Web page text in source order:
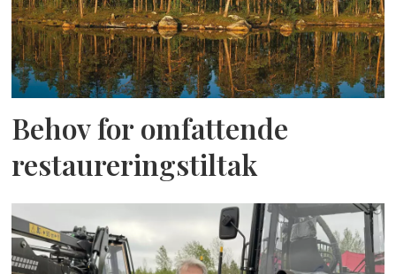
Behov for omfattende
restaureringstiltak